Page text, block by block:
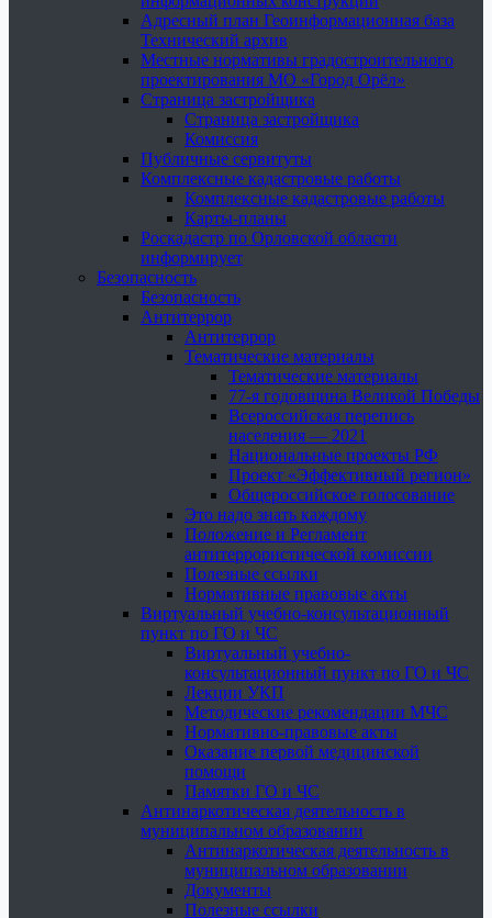
Адресный план Геоинформационная база
Технический архив
Местные нормативы градостроительного
проектирования МО «Город Орёл»
Страница застройщика
Страница застройщика
Комиссия
Публичные сервитуты
Комплексные кадастровые работы
Комплексные кадастровые работы
Карты-планы
Роскадастр по Орловской области
информирует
Безопасность
Безопасность
Антитеррор
Антитеррор
Тематические материалы
Тематические материалы
77-я годовщина Великой Победы
Всероссийская перепись
населения — 2021
Национальные проекты РФ
Проект «Эффективный регион»
Общероссийское голосование
Это надо знать каждому
Положение и Регламент
антитеррористической комиссии
Полезные ссылки
Нормативные правовые акты
Виртуальный учебно-консультационный
пункт по ГО и ЧС
Виртуальный учебно-
консультационный пункт по ГО и ЧС
Лекции УКП
Методические рекомендации МЧС
Нормативно-правовые акты
Оказание первой медицинской
помощи
Памятки ГО и ЧС
Антинаркотическая деятельность в
муниципальном образовании
Антинаркотическая деятельность в
муниципальном образовании
Документы
Полезные ссылки